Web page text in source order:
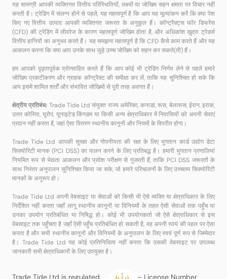
यह सामग्री आपकी व्यक्तिगत वित्तीय परिस्थितियों, लक्ष्यों या जोखिम सहन क्षमता पर विचार नहीं
करती है। ट्रेडिंग में संलग्न होने से पहले, यह महत्वपूर्ण है कि आप यह मूल्यांकन करें कि क्या पेश
किए गए वित्तीय उत्पाद आपकी व्यक्तिगत जरूरत के अनुकूल हैं। कॉन्ट्रैक्ट्स फॉर डिफरेंस
(CFD) की ट्रेडिंग में लीवरेज के कारण महत्वपूर्ण जोखिम होता है, और अधिकांश खुदरा ट्रेडर्स
वित्तीय हानियों का अनुभव करते हैं। यह समझना महत्वपूर्ण है कि CFD कैसे काम करते हैं और यह
आकलन करना कि क्या आप उनके साथ जुड़े उच्च जोखिम को सहन कर सकते(ती) हैं।
हम आपको दृढ़तापूर्वक प्रोत्साहित करते हैं कि आप कोई भी ट्रेडिंग निर्णय लेने से पहले हमारे
जोखिम प्रकटीकरण और ग्राहक कॉन्ट्रैक्ट की समीक्षा कर लें, ताकि यह सुनिश्चित हो सके कि
आप इसमें शामिल शर्तों और संभावित जोखिमों से पूरी तरह अवगत हैं।
क्षेत्रीय प्रतिबंध: Trade Tide Ltd संयुक्त राज्य अमेरिका, कनाडा, रूस, बेलारूस, ईरान, इराक,
उत्तर कोरिया, यूरोप, यूनाइटेड किंगडम या किसी अन्य क्षेत्राधिकार में निवासियों को अपनी सेवाएं
प्रदान नहीं करता है, जहां ऐसा वितरण स्थानीय कानूनों और नियमों के विपरीत होगा।
Trade Tide Ltd आपकी सुरक्षा और गोपनीयता की रक्षा के लिए भुगतान कार्ड उद्योग डेटा
सिक्योरिटी मानक (PCI DSS) का पालन करने के लिए प्रतिबद्ध है। हमारी भुगतान प्रणालियां
नियमित रूप से भेद्यता आकलन और प्रवेश परीक्षण से गुजरती हैं, ताकि PCI DSS जरूरतों के
साथ निरंतर अनुपालन सुनिश्चित किया जा सके, जो हमारे परिचालनों के लिए उच्चतम सिक्योरिटी
मानकों के अनुरूप हो।
Trade Tide Ltd अपनी वेबसाइट या सेवाओं को किसी भी ऐसे व्यक्ति या क्षेत्राधिकार के लिए
निर्देशित नहीं करता जहाँ लागू स्थानीय कानूनों या विनियमों के तहत ऐसी सेवाओं तक पहुँच या
उनका उपयोग प्रतिबंधित या निषिद्ध हो। कोई भी उपयोगकर्ता जो ऐसे क्षेत्राधिकार से इस
वेबसाइट तक पहुँचता है जहाँ ऐसी पहुँच प्रतिबंधित हो सकती है, वह अपनी स्वयं की पहल पर ऐसा
करता है और सभी स्थानीय कानूनों और विनियमों के अनुपालन के लिए स्वयं पूर्ण रूप से जिम्मेदार
है। Trade Tide Ltd यह कोई प्रतिनिधित्व नहीं करता कि उसकी वेबसाइट पर उपलब्ध
जानकारी सभी क्षेत्राधिकारों के लिए उपयुक्त है।
Trade Tide Ltd is regulated – License Number